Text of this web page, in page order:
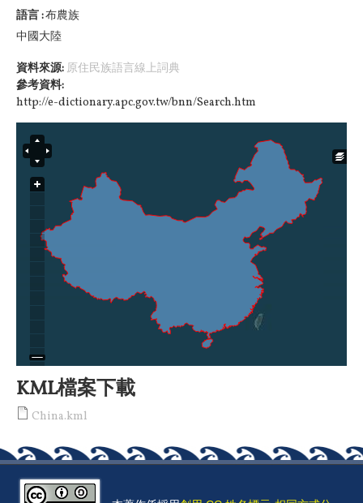
語言 布農族
中國大陸
資料來源: 原住民族語言線上詞典
參考資料:
http://e-dictionary.apc.gov.tw/bnn/Search.htm
KML檔案下載
China.kml